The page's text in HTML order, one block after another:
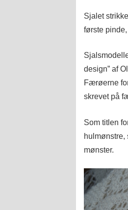
Sjalet
første
design” af
Færøerne
skrevet på
Som titlen
hulmønstre,
mønster.